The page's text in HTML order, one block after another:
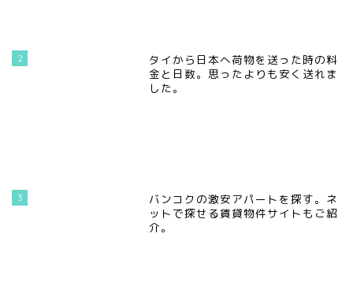
2
タイから日本へ荷物を送った時の料
金と日数。思ったよりも安く送れま
した。
3
バンコクの激安アパートを探す。ネ
ットで探せる賃貸物件サイトもご紹
介。